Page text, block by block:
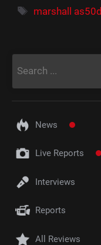
Étiquettes
marshall as50d
News
Live Reports
Interviews
Reports
All Reviews